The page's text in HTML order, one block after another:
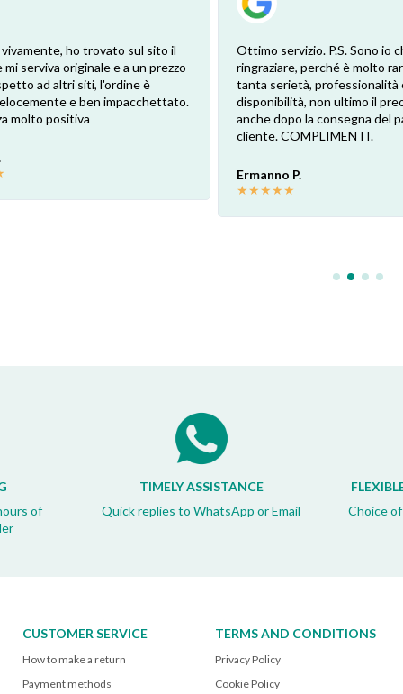
ho trovato sul sito il
mi serviva originale e a un prezzo
ad altri siti, l'ordine è
e ben impacchettato.
molto positiva
Ottimo servizio. P.S. Sono io
ringraziare, perché è molto
tanta serietà, professionalità
disponibilità, non ultimo il
anche dopo la consegna del
cliente. COMPLIMENTI.
Ermanno P.
★★★★★
of
TIMELY ASSISTANCE
Quick replies to WhatsApp or Email
Choice
CUSTOMER SERVICE
How to make a return
Payment methods
TERMS AND CONDITIONS
Privacy Policy
Cookie Policy